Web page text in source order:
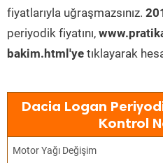
fiyatlarıyla uğraşmazsınız.
periyodik fiyatını,
bakim.html'ye tıklayarak
Dacia Logan
Kontrol
Motor Yağı Değişim